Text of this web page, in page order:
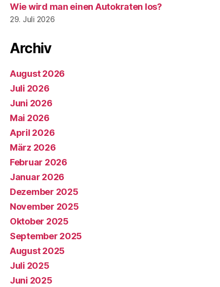
Wie wird man einen Autokraten los?
29. Juli 2026
Archiv
August 2026
Juli 2026
Juni 2026
Mai 2026
April 2026
März 2026
Februar 2026
Januar 2026
Dezember 2025
November 2025
Oktober 2025
September 2025
August 2025
Juli 2025
Juni 2025